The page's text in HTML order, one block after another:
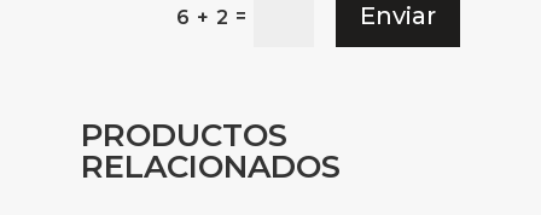
6 + 2 = Enviar
PRODUCTOS
RELACIONADOS